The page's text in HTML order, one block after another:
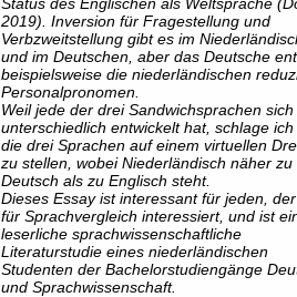
2019). Inversion für Fragestellung und
Verbzweitstellung gibt es im
und im Deutschen, aber das Deutsche
beispielsweise die niederländischen
Personalpronomen.
Weil jede der drei Sandwichsprachen
unterschiedlich entwickelt hat, schlage ich
die drei Sprachen auf einem virtuellen
zu stellen, wobei Niederländisch näher zu
Deutsch als zu Englisch steht.
Dieses Essay ist interessant für jeden,
für Sprachvergleich interessiert, und ist
leserliche sprachwissenschaftliche
Literaturstudie eines niederländischen
Studenten der Bachelorstudiengänge
und Sprachwissenschaft.